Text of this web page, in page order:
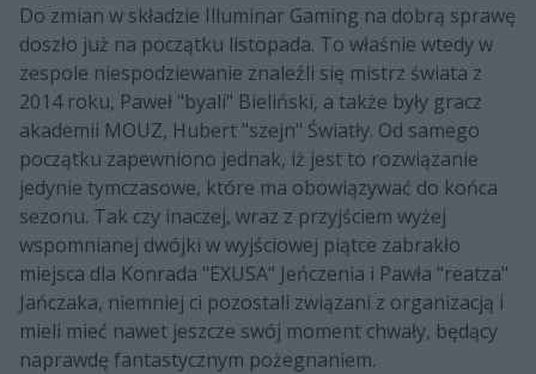
Do zmian w składzie Illuminar Gaming na dobrą sprawę
doszło już na początku listopada. To właśnie wtedy w
zespole niespodziewanie znaleźli się mistrz świata z
2014 roku, Paweł "byali" Bieliński, a także były gracz
akademii MOUZ, Hubert "szejn" Światły. Od samego
początku zapewniono jednak, iż jest to rozwiązanie
jedynie tymczasowe, które ma obowiązywać do końca
sezonu. Tak czy inaczej, wraz z przyjściem wyżej
wspomnianej dwójki w wyjściowej piątce zabrakło
miejsca dla Konrada "EXUSA" Jeńczenia i Pawła "reatza"
Jańczaka, niemniej ci pozostali związani z organizacją i
mieli mieć nawet jeszcze swój moment chwały, będący
naprawdę fantastycznym pożegnaniem.